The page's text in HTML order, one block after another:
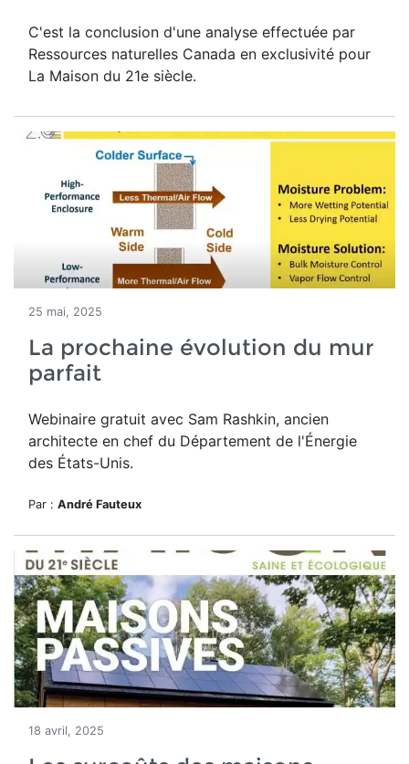
C'est la conclusion d'une analyse effectuée par
Ressources naturelles Canada en exclusivité pour
La Maison du 21e siècle.
25 mai, 2025
La prochaine évolution du mur
parfait
Webinaire gratuit avec Sam Rashkin, ancien
architecte en chef du Département de l'Énergie
des États-Unis.
Par : André Fauteux
18 avril, 2025